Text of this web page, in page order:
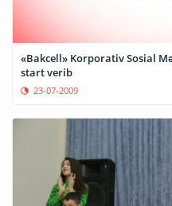
«Bakcell» Korporativ Sosial
start verib
23-07-2009